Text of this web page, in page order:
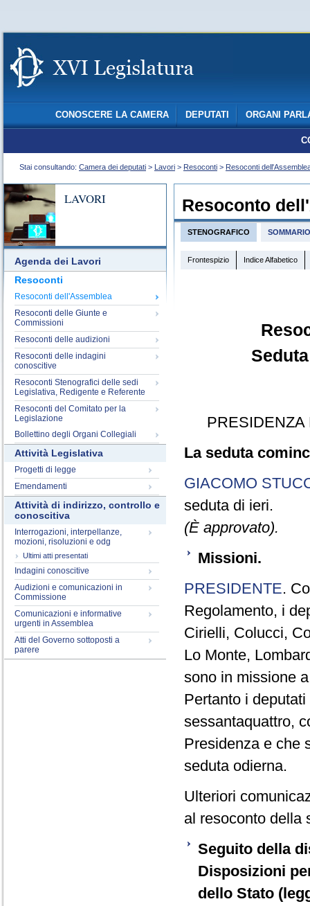
CONOSCERE LA CAMERA DEPUTATI ORGANI
Stai consultando: Camera dei deputati > Lavori > Resoconti > Resoconti
LAVORI
Agenda dei Lavori
Resoconti
Resoconti dell'Assemblea
Resoconti delle Giunte e
Commissioni
Resoconti delle audizioni
Resoconti delle indagini
conoscitive
Resoconti Stenografici delle sedi
Legislativa, Redigente e Referente
Resoconti del Comitato per la
Legislazione
Bollettino degli Organi Collegiali
Attività Legislativa
Progetti di legge
Emendamenti
Attività di indirizzo, controllo e
conoscitiva
Interrogazioni, interpellanze,
mozioni, risoluzioni e odg
Ultimi atti presentati
Indagini conoscitive
Audizioni e comunicazioni in
Commissione
Comunicazioni e informative
urgenti in Assemblea
Atti del Governo sottoposti a
parere
Resoconto
STENOGRAFICO SOMMARIO
Frontespizio Indice Alfabetico
PRESIDENZA
La seduta
GIACOMO
seduta di ieri.
(È approvato).
Missioni.
PRESIDENTE.
Regolamento, i
Cirielli, Colucci,
Lo Monte,
sono in missione
Pertanto i
sessantaquattro,
Presidenza e che
seduta odierna.
Ulteriori
al resoconto della
Seguito della
Disposizioni
dello Stato